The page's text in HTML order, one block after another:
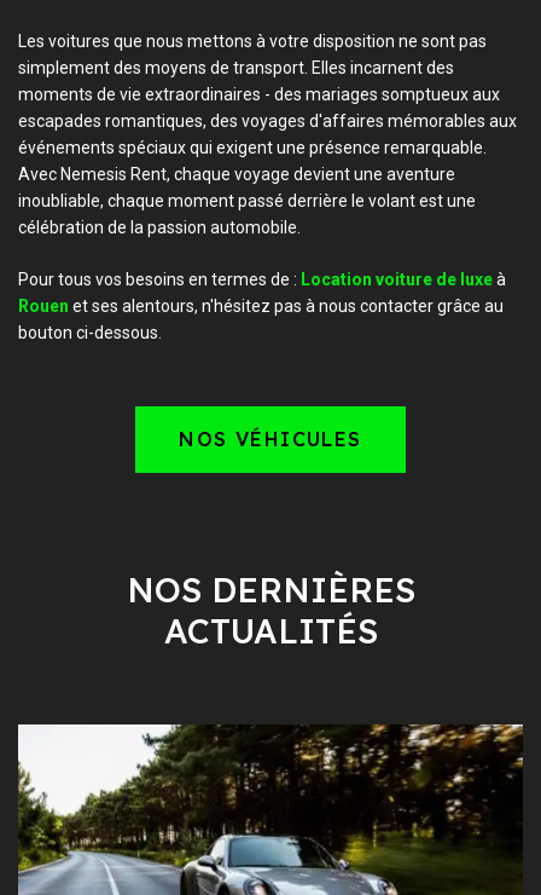
Les voitures que nous mettons à votre disposition ne sont pas
simplement des moyens de transport. Elles incarnent des
moments de vie extraordinaires - des mariages somptueux aux
escapades romantiques, des voyages d'affaires mémorables aux
événements spéciaux qui exigent une présence remarquable.
Avec Nemesis Rent, chaque voyage devient une aventure
inoubliable, chaque moment passé derrière le volant est une
célébration de la passion automobile.
Pour tous vos besoins en termes de : Location voiture de luxeà
Rouen et ses alentours, n'hésitez pas à nous contacter grâce au
bouton ci-dessous.
NOS VÉHICULES
NOS DERNIÈRES
ACTUALITÉS